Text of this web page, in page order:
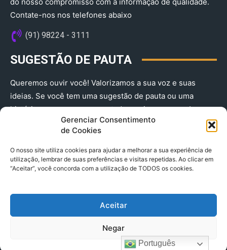
Gerenciar Consentimento
de Cookies
O nosso site utiliza cookies para ajudar a melhorar a sua experiência de
utilização, lembrar de suas preferências e visitas repetidas. Ao clicar em
“Aceitar”, você concorda com a utilização de TODOS os cookies.
Aceitar
Negar
Contate-nos nos telefones abaixo
(91) 98224 - 3111
SUGESTÃO DE PAUTA
Queremos ouvir você! Valorizamos a sua voz e suas
ideias. Se você tem uma sugestão de pauta ou uma
história que merece ser contada, envie-nos agora!
(91) 98224 - 3111
© 2025 A Província do Pará CNPJ: 04.901.141/0001-36 End .
Trav. Quintino Bocaiuva 2301, Ed. Rogério Fernandez – Sala
2701- Cremação – CEP 66045.315
Português